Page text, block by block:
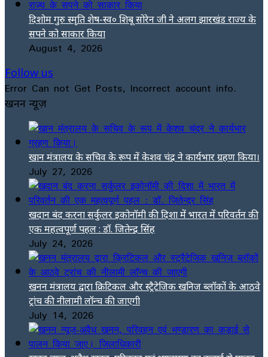
दिशोम गुरु स्मृति शेष-स्व० शिबू सोरेन जी ने अलग झारखंड राज्य के
सपने को साकार किया
August 4, 2026
Follow us
Error Can not Get Posts, Incorrect account info.
खनन न्यूज़
खान मंत्रालय के सचिव के रूप में केशव चंद्र ने कार्यभार ग्रहण किया।
July 27, 2026
खदान बंद करना सर्कुलर इकोनॉमी की दिशा में भारत में परिवर्तन की
एक महत्वपूर्ण पहल : डॉ. जितेन्द्र सिंह
July 24, 2026
खनन मंत्रालय द्वारा क्रिटिकल और स्ट्रैटेजिक खनिज ब्लॉकों के आठवे
ट्रांच की नीलामी लॉन्च की जाएगी
July 14, 2026